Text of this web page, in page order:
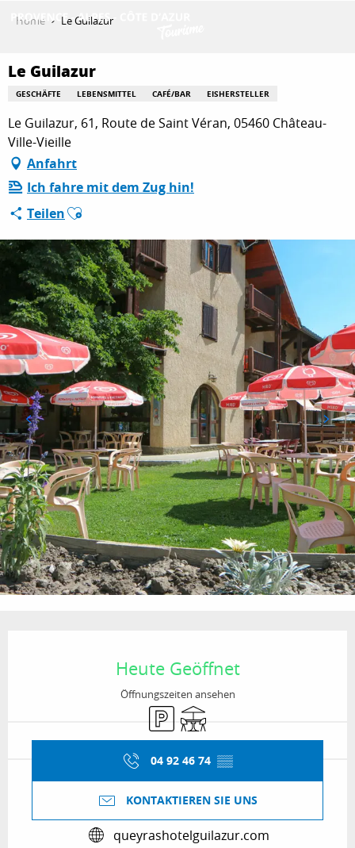
principal
ENTDECKEN
AKTIVITÄTEN
AUFENTHALT
ESPACE PRO
Home Le Guilazur
Le Guilazur
GESCHÄFTE LEBENSMITTEL CAFÉ/BAR EISHERSTELLER
Le Guilazur, 61, Route de Saint Véran, 05460 Château-
Ville-Vieille
Anfahrt
Ich fahre mit dem Zug hin!
TeilenAjouter aux favoris
Heute Geöffnet
Öffnungszeiten ansehen
ParkplatzTerrasse
04 92 46 74 ▒▒
KONTAKTIEREN SIE UNS
queyrashotelguilazur.com